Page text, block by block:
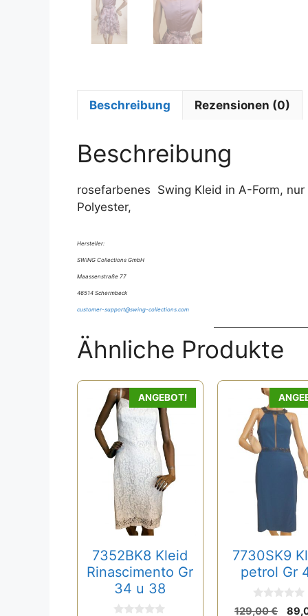
Beschreibung Rezensionen (0)
Beschreibung
rosefarbenes Swing Kleid in A-Form,
Polyester,
Hersteller:
SWING Collections GmbH
Maassenstraße 77
46514 Schermbeck
customer-support@swing-collections.com
Ähnliche Produkte
ANGEBOT!
7352BK8 Kleid
Rinascimento Gr
34 u 38
Dieses
Produkt
weist
mehrere
Varianten
Optionen
können
auf
der
Produktseite
gewählt
7730SK9
petrol Gr
0
129,00€